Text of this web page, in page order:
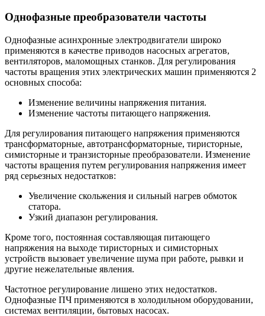
Однофазные преобразователи частоты
Однофазные асинхронные электродвигатели широко
применяются в качестве приводов насосных агрегатов,
вентиляторов, маломощных станков. Для регулирования
частоты вращения этих электрических машин применяются 2
основных способа:
Изменение величины напряжения питания.
Изменение частоты питающего напряжения.
Для регулирования питающего напряжения применяются
трансформаторные, автотрансформаторные, тиристорные,
симисторные и транзисторные преобразователи. Изменение
частоты вращения путем регулирования напряжения имеет
ряд серьезных недостатков:
Увеличение скольжения и сильный нагрев обмоток
статора.
Узкий диапазон регулирования.
Кроме того, постоянная составляющая питающего
напряжения на выходе тиристорных и симисторных
устройств вызовает увеличение шума при работе, рывки и
другие нежелательные явления.
Частотное регулирование лишено этих недостатков.
Однофазные ПЧ применяются в холодильном оборудовании,
системах вентиляции, бытовых насосах.